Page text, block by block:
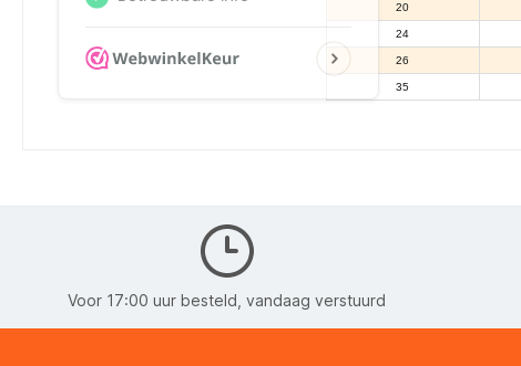
20
24
26
35
Voor 17:00 uur besteld, vandaag verstuurd